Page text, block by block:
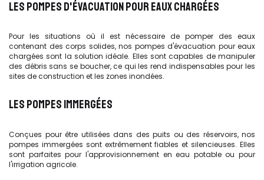
LES POMPES D'ÉVACUATION POUR EAUX CHARGÉES
Pour les situations où il est nécessaire de pomper des eaux
contenant des corps solides, nos pompes d'évacuation pour eaux
chargées sont la solution idéale. Elles sont capables de manipuler
des débris sans se boucher, ce qui les rend indispensables pour les
sites de construction et les zones inondées.
LES POMPES IMMERGÉES
Conçues pour être utilisées dans des puits ou des réservoirs, nos
pompes immergées sont extrêmement fiables et silencieuses. Elles
sont parfaites pour l'approvisionnement en eau potable ou pour
l'irrigation agricole.